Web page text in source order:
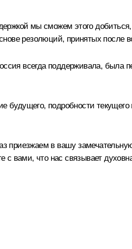
мы сможем этого
резолюций, принятых после
всегда поддерживала, была
будущего, подробности
в вашу
вами, что нас связывает